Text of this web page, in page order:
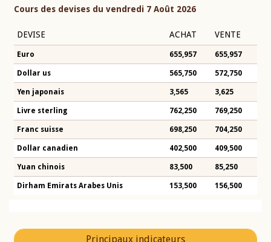
Cours des devises du vendredi 7 Août 2026
DEVISE ACHAT VENTE
Euro 655,957 655,957
Dollar us 565,750 572,750
Yen japonais 3,565 3,625
Livre sterling 762,250 769,250
Franc suisse 698,250 704,250
Dollar canadien 402,500 409,500
Yuan chinois 83,500 85,250
Dirham Emirats Arabes Unis 153,500 156,500
Principaux indicateurs